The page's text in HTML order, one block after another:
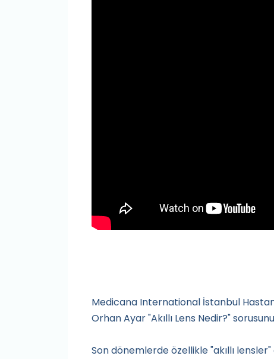
Medicana International İstanbul
Orhan Ayar "Akıllı Lens Nedir?"
Son dönemlerde özellikle "akıllı